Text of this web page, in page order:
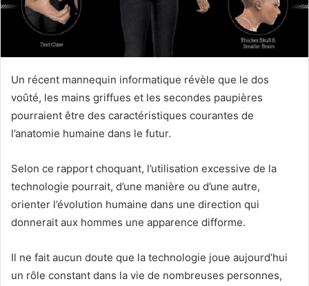
Un récent mannequin informatique révèle que le dos
voûté, les mains griffues et les secondes paupières
pourraient être des caractéristiques courantes de
l’anatomie humaine dans le futur.
Selon ce rapport choquant, l’utilisation excessive de la
technologie pourrait, d’une manière ou d’une autre,
orienter l’évolution humaine dans une direction qui
donnerait aux hommes une apparence difforme.
Il ne fait aucun doute que la technologie joue aujourd’hui
un rôle constant dans la vie de nombreuses personnes,